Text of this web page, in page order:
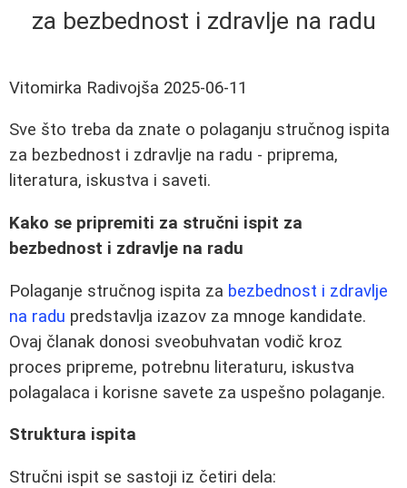
za bezbednost i zdravlje na radu
Vitomirka Radivojša 2025-06-11
Sve što treba da znate o polaganju stručnog ispita
za bezbednost i zdravlje na radu - priprema,
literatura, iskustva i saveti.
Kako se pripremiti za stručni ispit za
bezbednost i zdravlje na radu
Polaganje stručnog ispita za bezbednost i zdravlje
na radu predstavlja izazov za mnoge kandidate.
Ovaj članak donosi sveobuhvatan vodič kroz
proces pripreme, potrebnu literaturu, iskustva
polagalaca i korisne savete za uspešno polaganje.
Struktura ispita
Stručni ispit se sastoji iz četiri dela: